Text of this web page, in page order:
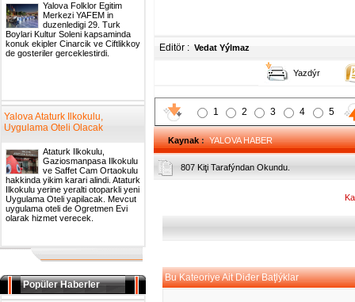
Editör : Vedat Yýlmaz
Yazdýr
1 2 3 4 5
Kaynak: YALOVA HABER
807 Kiţi Tarafýndan Okundu.
Bu Kateoriye Ait Diđer Baţlýklar
Yalova Folklor Egitim
Merkezi YAFEM in
duzenledigi 29. Turk
Boylari Kultur Soleni kapsaminda
konuk ekipler Cinarcik ve Ciftlikkoy
de gosteriler gerceklestirdi.
Yalova Ataturk Ilkokulu,
Uygulama Oteli Olacak
Ataturk Ilkokulu,
Gaziosmanpasa Ilkokulu
ve Saffet Cam Ortaokulu
hakkinda yikim karari alindi. Ataturk
Ilkokulu yerine yeralti otoparkli yeni
Uygulama Oteli yapilacak. Mevcut
uygulama oteli de Ogretmen Evi
olarak hizmet verecek.
Popüler Haberler